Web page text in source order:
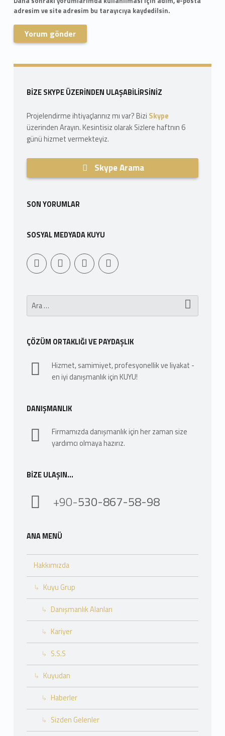
adresim ve site adresim bu tarayıcıya kaydedilsin.
Sidebar
BIZE SKYPE ÜZERINDEN ULAŞABILIRSINIZ
Projelendirme ihtiyaçlarınız mı var? Bizi Skype
üzerinden Arayın. Kesintisiz olarak Sizlere haftnın 6
günü hizmet vermekteyiz.
Skype Arama
SON YORUMLAR
SOSYAL MEDYADA KUYU
WebMan on Facebook
YoutubeWebMan DesignSepet
Arama:
ÇÖZÜM ORTAKLIĞI VE PAYDAŞLIK
Hizmet, samimiyet, profesyonellik ve liyakat -
en iyi danışmanlık için KUYU!
DANIŞMANLIK
Firmamızda danışmanlık için her zaman size
yardımcı olmaya hazırız.
BIZE ULAŞIN…
+90-530-867-58-98
ANA MENÜ
Hakkımızda
Kuyu Grup
Danışmanlık Alanları
Kariyer
S.S.S
Kuyudan
Haberler
Sizden Gelenler